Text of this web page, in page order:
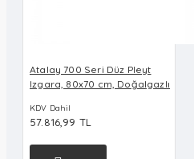
Atalay 700 Seri Düz Pleyt
Izgara, 80x70 cm, Doğalgazlı
KDV Dahil
57.816,99 TL